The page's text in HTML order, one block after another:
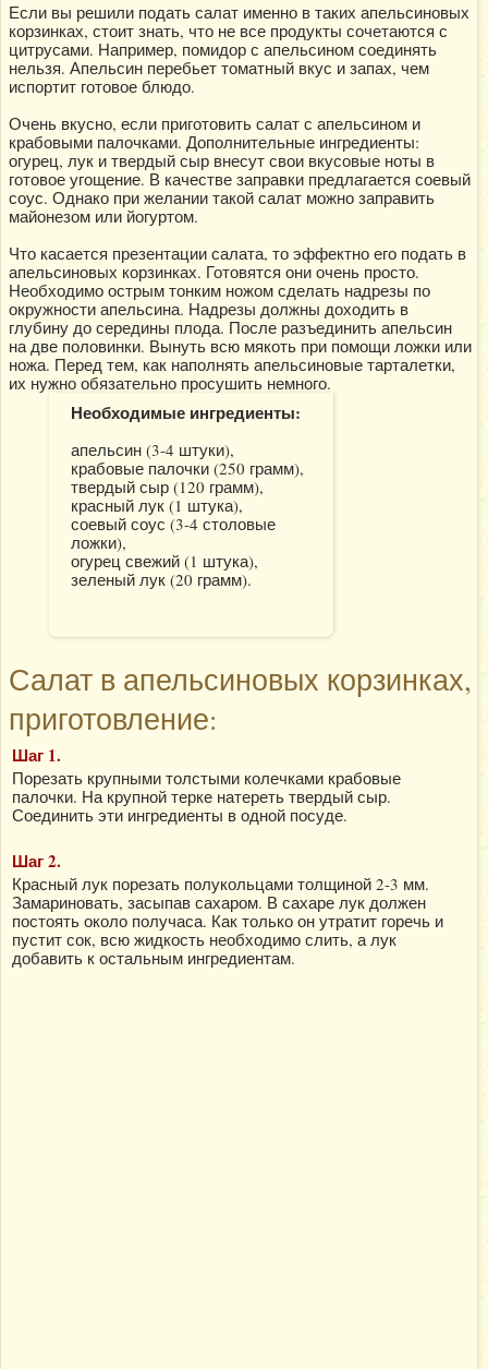
Если вы решили подать салат именно в таких апельсиновых
корзинках, стоит знать, что не все продукты сочетаются с
цитрусами. Например, помидор с апельсином соединять
нельзя. Апельсин перебьет томатный вкус и запах, чем
испортит готовое блюдо.
Очень вкусно, если приготовить салат с апельсином и
крабовыми палочками. Дополнительные ингредиенты:
огурец, лук и твердый сыр внесут свои вкусовые ноты в
готовое угощение. В качестве заправки предлагается соевый
соус. Однако при желании такой салат можно заправить
майонезом или йогуртом.
Что касается презентации салата, то эффектно его подать в
апельсиновых корзинках. Готовятся они очень просто.
Необходимо острым тонким ножом сделать надрезы по
окружности апельсина. Надрезы должны доходить в
глубину до середины плода. После разъединить апельсин
на две половинки. Вынуть всю мякоть при помощи ложки или
ножа. Перед тем, как наполнять апельсиновые тарталетки,
их нужно обязательно просушить немного.
Необходимые ингредиенты:
апельсин (3-4 штуки),
крабовые палочки (250 грамм),
твердый сыр (120 грамм),
красный лук (1 штука),
соевый соус (3-4 столовые
ложки),
огурец свежий (1 штука),
зеленый лук (20 грамм).
Салат в апельсиновых корзинках,
приготовление:
Шаг 1.
Порезать крупными толстыми колечками крабовые
палочки. На крупной терке натереть твердый сыр.
Соединить эти ингредиенты в одной посуде.
Шаг 2.
Красный лук порезать полукольцами толщиной 2-3 мм.
Замариновать, засыпав сахаром. В сахаре лук должен
постоять около получаса. Как только он утратит горечь и
пустит сок, всю жидкость необходимо слить, а лук
добавить к остальным ингредиентам.